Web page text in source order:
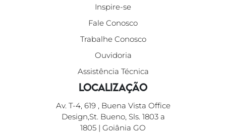
Inspire-se
Fale Conosco
Trabalhe Conosco
Ouvidoria
Assistência Técnica
Localização
Av. T-4, 619 , Buena Vista Office
Design,St. Bueno, Sls. 1803 a
1805 | Goiânia GO